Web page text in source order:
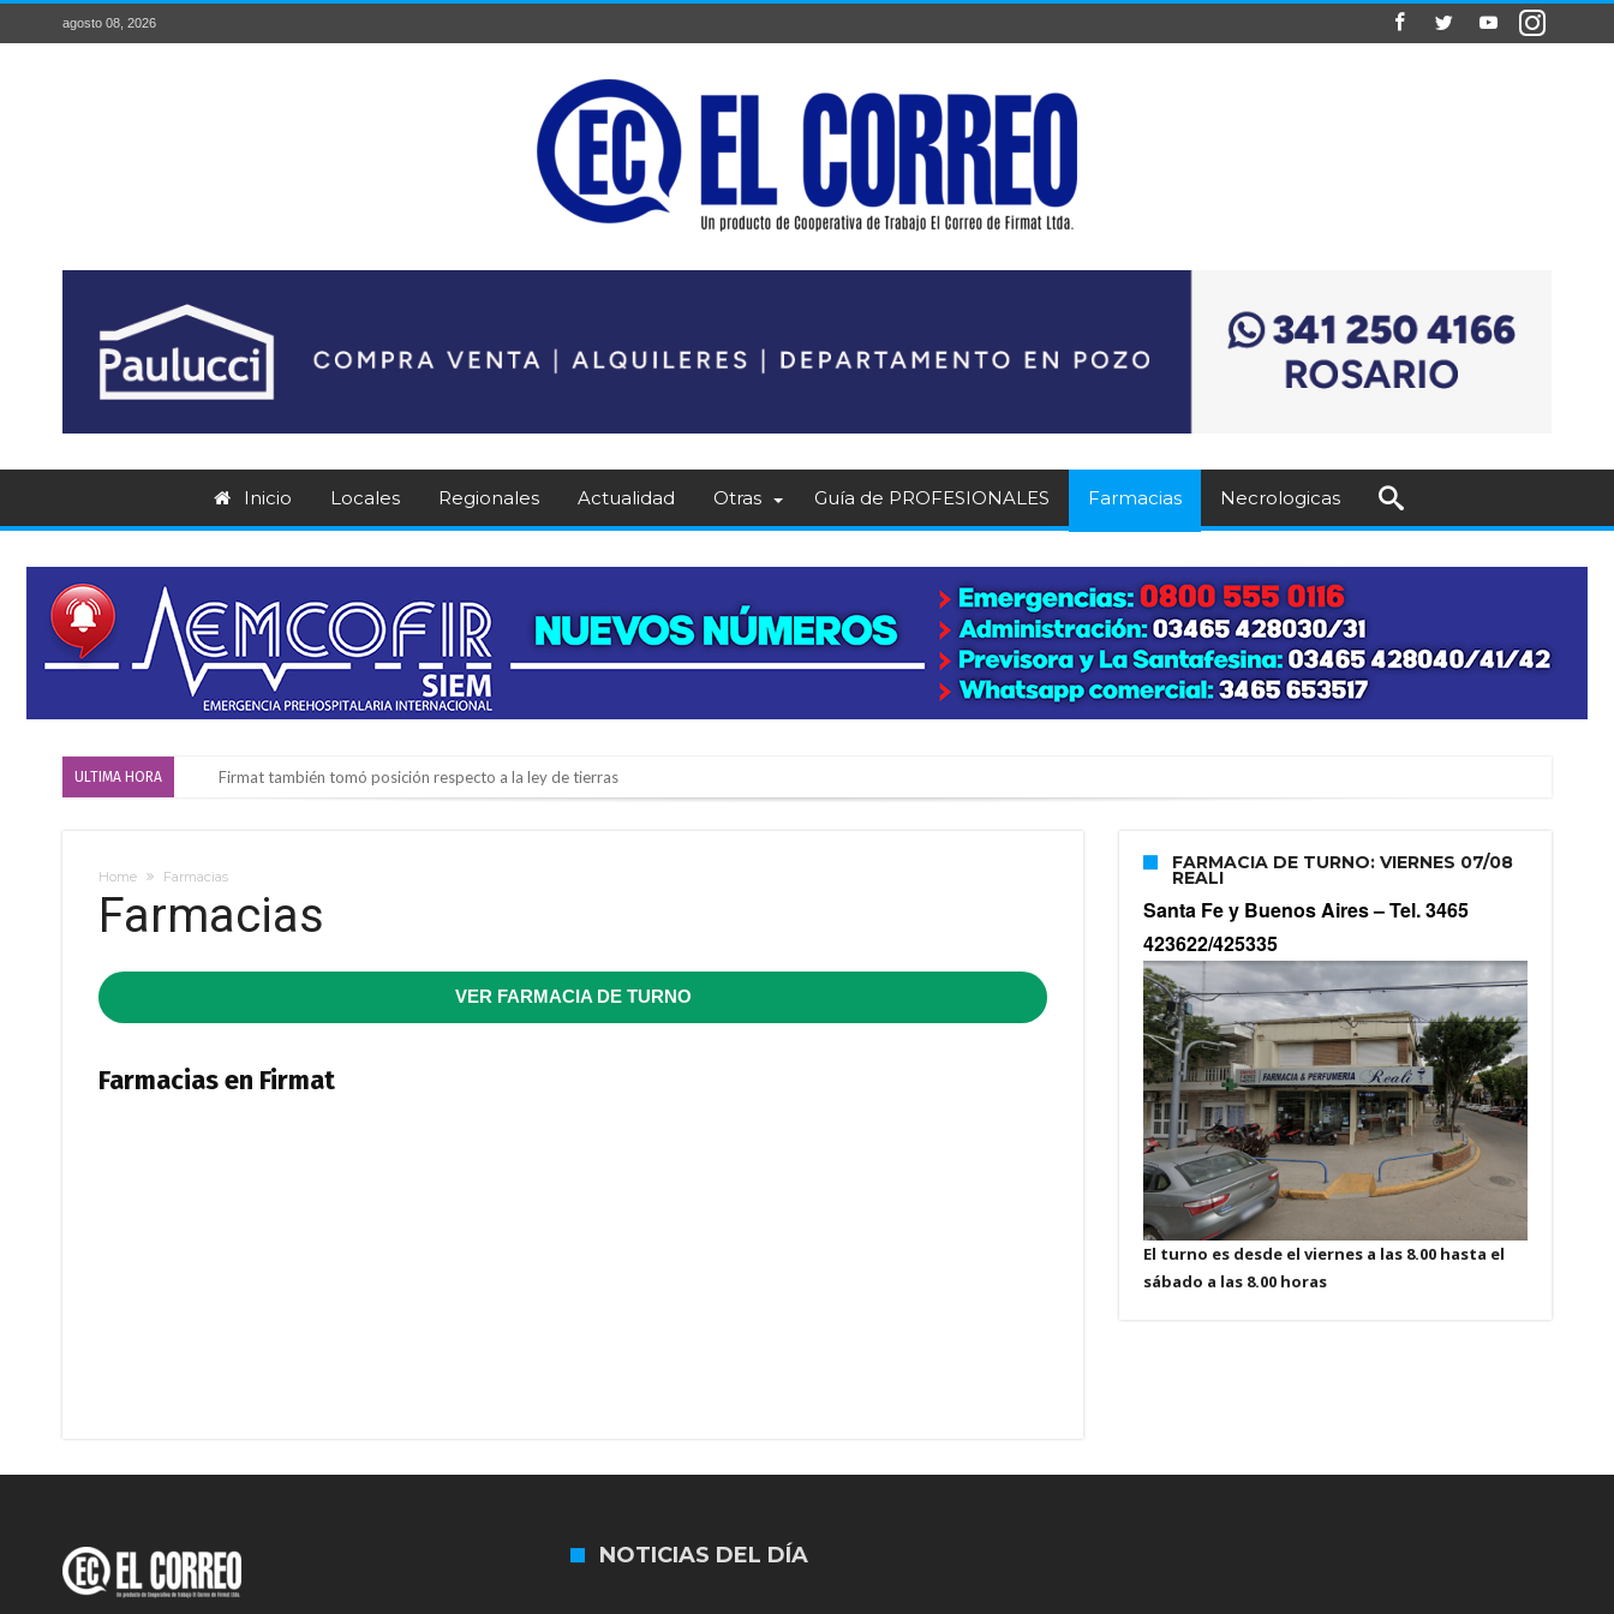
agosto 08, 2026
Inicio Locales Regionales Actualidad Otras Guía de PROFESIONALES Farmacias Necrologicas
ULTIMA HORA Firmat también tomó posición respecto a la ley de tierras
Vassalli: en potencial y con fechas diferidas, la empresa reformula sus anuncios a los trabajadores
Violento robo en la zona rural de Firmat: maniataron a una pareja de adultos mayores
Home Farmacias
Farmacias
VER FARMACIA DE TURNO
Farmacias en Firmat
FARMACIA DE TURNO: VIERNES 07/08
REALI
Santa Fe y Buenos Aires –Tel. 3465
423622/425335
El turno es desde el viernes a las 8.00 hasta el
sábado a las 8.00 horas
NOTICIAS DEL DÍA